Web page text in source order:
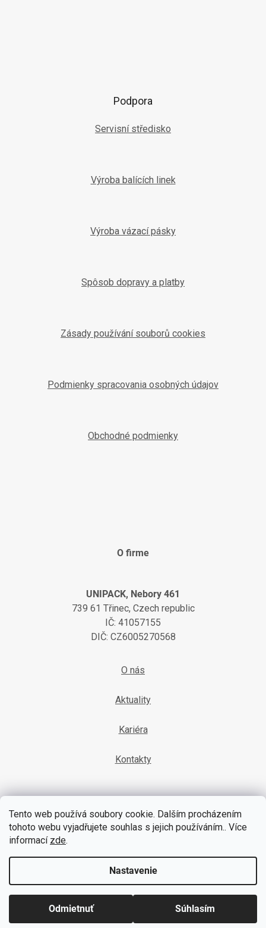
Tento web používá soubory cookie. Dalším procházením
tohoto webu vyjadřujete souhlas s jejich používáním.. Více
informací zde.
Nastavenie
Odmietnuť Súhlasím
Podpora
Servisní středisko
Výroba balících linek
Výroba vázací pásky
Spôsob dopravy a platby
Zásady používání souborů cookies
Podmienky spracovania osobných údajov
Obchodné podmienky
O firme
UNIPACK, Nebory 461
739 61 Třinec, Czech republic
IČ: 41057155
DIČ: CZ6005270568
O nás
Aktuality
Kariéra
Kontakty
YouTube
Copyright 2026 UNIPACK . Všetky práva vyhradené. Vytvořil Shoptet